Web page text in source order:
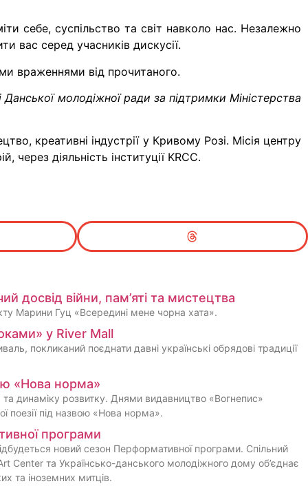
себе, суспільство та світ навколо нас. Незалежно
вас серед учасників дискусії.
враженнями від прочитаного.
молодіжної ради за підтримки Міністерства
креативні індустрії у Кривому Розі. Місія центру
діяльність інституції KRCC.
досвід війни, пам’яті та мистецтва
Марини Гуц «Всередині мене чорна хата».
у River Mall
покликаний поєднати давні українські обрядові традиції
«Нова норма»
динаміку розвитку. Днями видавництво «Вогнепис»
поезії під назвою «Нова норма».
програми
новий сезон Перформативної програми. Спільний
та Українсько-данського молодіжного дому об’єднає
та іноземних митців.